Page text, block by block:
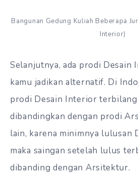
Bangunan Gedung Kuliah Beberapa
Interior)
Selanjutnya, ada prodi Desain
kamu jadikan alternatif. Di
prodi Desain Interior
dibandingkan dengan prodi
lain, karena minimnya lulusan
maka saingan setelah lulus
dibanding dengan Arsitektur.